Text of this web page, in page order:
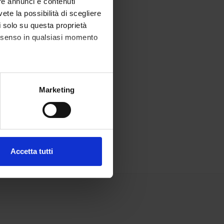
la possibilità di scegliere
su questa proprietà
in qualsiasi momento
metro,Marketing
Accetta tutti